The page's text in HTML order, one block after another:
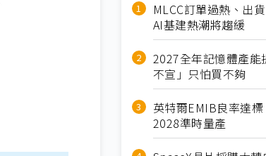
MLCC訂單過熱、出
AI基建熱潮將趨緩
2027全年記憶體產
不宣」只怕買不夠
英特爾EMIB良率達
2028準時量產